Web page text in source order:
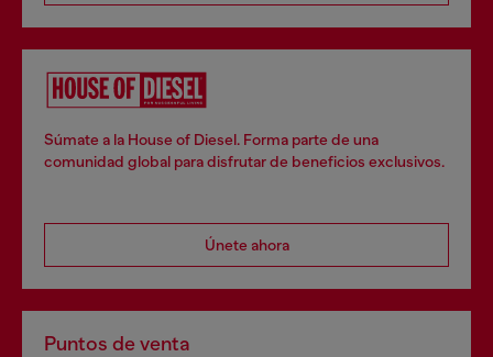
Súmate a la House of Diesel. Forma parte de una
comunidad global para disfrutar de beneficios exclusivos.
Únete ahora
Puntos de venta